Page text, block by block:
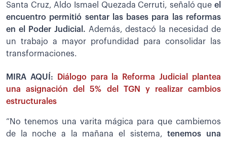
Santa Cruz, Aldo Ismael Quezada Cerruti, señaló que el
encuentro permitió sentar las bases para las reformas
en el Poder Judicial. Además, destacó la necesidad de
un trabajo a mayor profundidad para consolidar las
transformaciones.
MIRA AQUÍ:
Diálogo para la Reforma Judicial plantea
una asignación del 5% del TGN y realizar cambios
estructurales
“No tenemos una varita mágica para que cambiemos
de la noche a la mañana el sistema, tenemos una